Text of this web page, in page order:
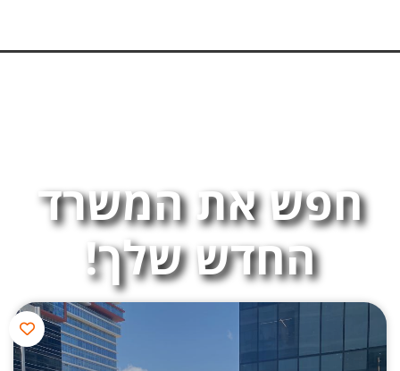
חפש את המשרד
החדש שלך!